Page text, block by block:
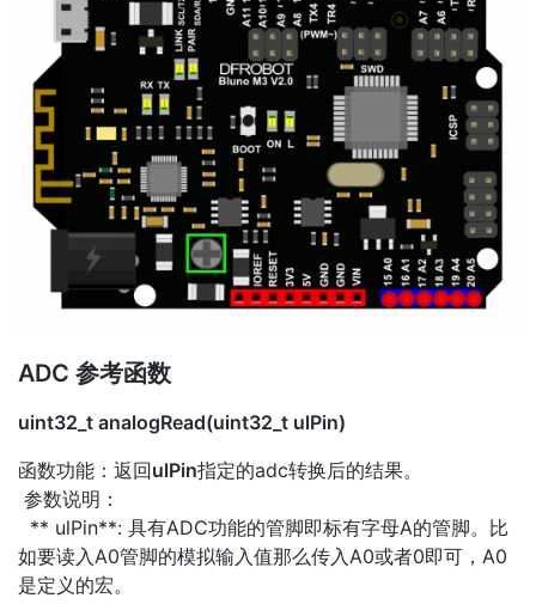
ADC 参考函数
uint32_t analogRead(uint32_t ulPin)
函数功能：返回ulPin指定的adc转换后的结果。
参数说明：
** ulPin**: 具有ADC功能的管脚即标有字母A的管脚。比
如要读入A0管脚的模拟输入值那么传入A0或者0即可，A0
是定义的宏。